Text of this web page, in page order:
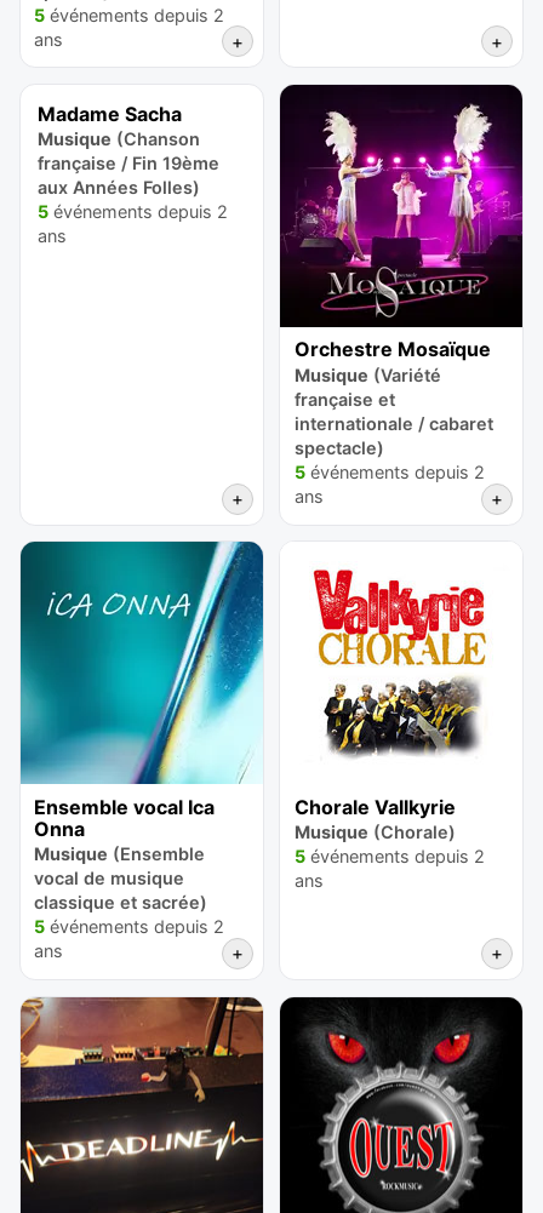
5 événements depuis 2
ans
+ +
Madame Sacha
Musique (Chanson
française / Fin 19ème
aux Années Folles)
5 événements depuis 2
ans
+
Orchestre Mosaïque
Musique (Variété
française et
internationale / cabaret
spectacle)
5événements depuis 2
ans
+
Ensemble vocal Ica
Onna
Musique (Ensemble
vocal de musique
classique et sacrée)
5 événements depuis 2
ans
+
Chorale Vallkyrie
Musique (Chorale)
5événements depuis 2
ans
+